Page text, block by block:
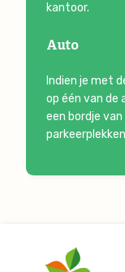
kantoor.
Auto
Indien je met
op één van de
een bordje